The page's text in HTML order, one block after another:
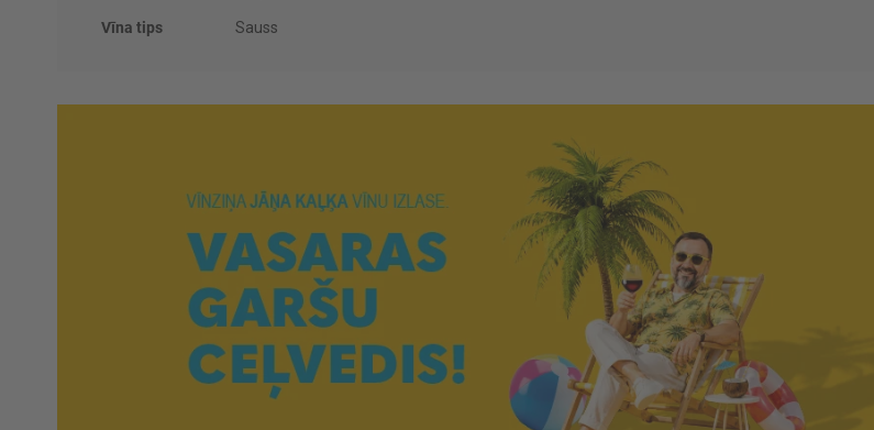
Vīna tips Sauss